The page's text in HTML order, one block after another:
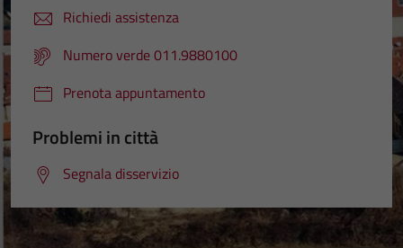
Richiedi assistenza
Numero verde 011.9880100
Prenota appuntamento
Problemi in città
Segnala disservizio